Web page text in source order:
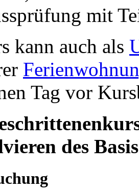
mit
kann auch als
Tag vor
des